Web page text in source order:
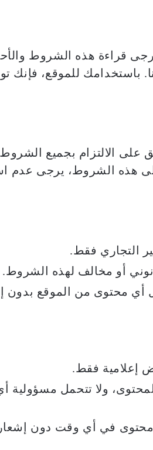
قراءة هذه الشروط
باستخدامك للموقع، فإنك
على الالتزام بجميع الشروط
على هذه الشروط، يرجى عدم
التجاري فقط.
أو مخالف لهذه الشروط.
أي محتوى من الموقع بدون
إعلامية فقط.
ولا تتحمل مسؤولية
محتوى في أي وقت دون